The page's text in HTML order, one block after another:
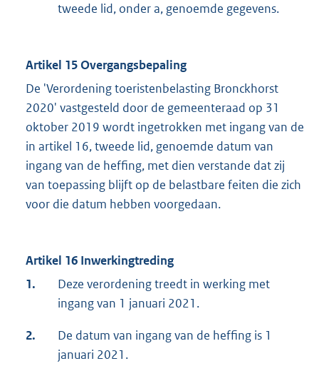
tweede lid, onder a, genoemde gegevens.
Artikel 15 Overgangsbepaling
De 'Verordening toeristenbelasting Bronckhorst
2020' vastgesteld door de gemeenteraad op 31
oktober 2019 wordt ingetrokken met ingang van de
in artikel 16, tweede lid, genoemde datum van
ingang van de heffing, met dien verstande dat zij
van toepassing blijft op de belastbare feiten die zich
voor die datum hebben voorgedaan.
Artikel 16 Inwerkingtreding
1.
Deze verordening treedt in werking met
ingang van 1 januari 2021.
2.
De datum van ingang van de heffing is 1
januari 2021.